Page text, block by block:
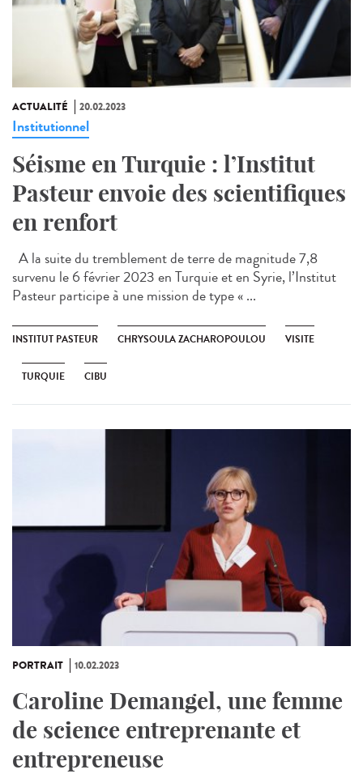
ACTUALITÉ 20.02.2023
Institutionnel
Séisme en Turquie : l’Institut
Pasteur envoie des scientifiques
en renfort
A la suite du tremblement de terre de magnitude 7,8
survenu le 6 février 2023 en Turquie et en Syrie, l’Institut
Pasteur participe à une mission de type « ...
INSTITUT PASTEUR CHRYSOULA ZACHAROPOULOU VISITE
TURQUIE CIBU
PORTRAIT 10.02.2023
Caroline Demangel, une femme
de science entreprenante et
entrepreneuse